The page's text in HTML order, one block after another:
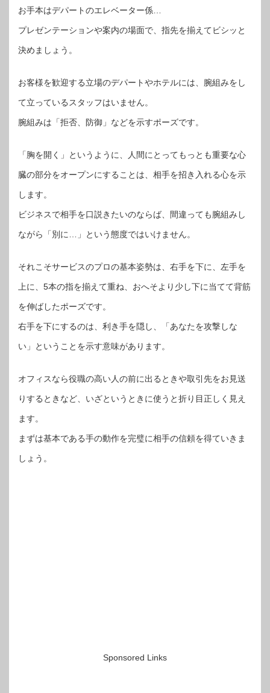
お手本はデパートのエレベーター係…
プレゼンテーションや案内の場面で、指先を揃えてビシッと
決めましょう。
お客様を歓迎する立場のデパートやホテルには、腕組みをし
て立っているスタッフはいません。
腕組みは「拒否、防御」などを示すポーズです。
「胸を開く」というように、人間にとってもっとも重要な心
臓の部分をオープンにすることは、相手を招き入れる心を示
します。
ビジネスで相手を口説きたいのならば、間違っても腕組みし
ながら「別に…」という態度ではいけません。
それこそサービスのプロの基本姿勢は、右手を下に、左手を
上に、5本の指を揃えて重ね、おへそより少し下に当てて背筋
を伸ばしたポーズです。
右手を下にするのは、利き手を隠し、「あなたを攻撃しな
い」ということを示す意味があります。
オフィスなら役職の高い人の前に出るときや取引先をお見送
りするときなど、いざというときに使うと折り目正しく見え
ます。
まずは基本である手の動作を完璧に相手の信頼を得ていきま
しょう。
Sponsored Links